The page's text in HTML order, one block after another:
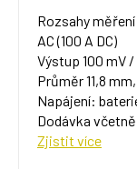
Rozsahy měření
AC (100 A DC)
Výstup 100 mV
Průměr 11,8
Napájení:
Dodávka
Zjistit více